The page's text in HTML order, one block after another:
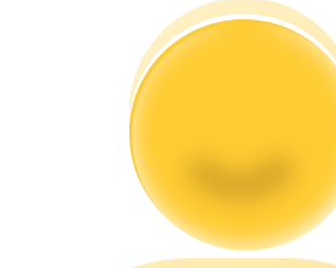
包含交易情況等的大數據分析